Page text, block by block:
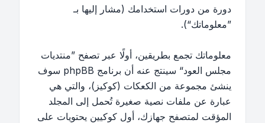
دورة من دورات استخدامك (مشار إليها بـ
”معلوماتك“).
معلوماتك تجمع بطريقين، أولًا عبر تصفح ”منتديات
مجلس العود“ سينتج عنه أن برنامج phpBB سوف
ينشئ مجموعة من الكعكات (كوكيز)، والتي هي
عبارة عن ملفات نصية صغيرة تُحمل إلى المجلد
المؤقت لمتصفح جهازك، أول كوكيين يحتويات على